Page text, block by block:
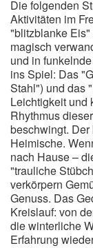
Die folgenden
Aktivitäten im
"blitzblanke
magisch
und in
ins Spiel: Das
Stahl") und das
Leichtigkeit und
Rhythmus
beschwingt.
Heimische.
nach Hause –
"trauliche
verkörpern
Genuss. Das
Kreislauf: von
die winterliche
Erfahrung